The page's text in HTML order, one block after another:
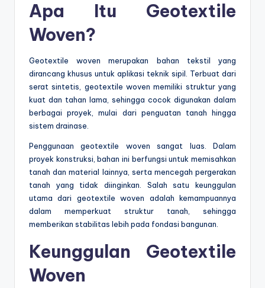
Apa Itu Geotextile
Woven?
Geotextile woven merupakan bahan tekstil yang
dirancang khusus untuk aplikasi teknik sipil. Terbuat dari
serat sintetis, geotextile woven memiliki struktur yang
kuat dan tahan lama, sehingga cocok digunakan dalam
berbagai proyek, mulai dari penguatan tanah hingga
sistem drainase.
Penggunaan geotextile woven sangat luas. Dalam
proyek konstruksi, bahan ini berfungsi untuk memisahkan
tanah dan material lainnya, serta mencegah pergerakan
tanah yang tidak diinginkan. Salah satu keunggulan
utama dari geotextile woven adalah kemampuannya
dalam memperkuat struktur tanah, sehingga
memberikan stabilitas lebih pada fondasi bangunan.
Keunggulan Geotextile
Woven